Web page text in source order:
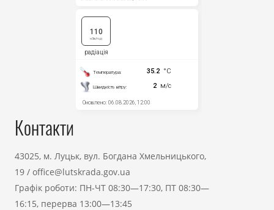
Контакти
43025, м. Луцьк, вул. Богдана Хмельницького,
19 / office@lutskrada.gov.ua
Графік роботи: ПН-ЧТ 08:30—17:30, ПТ 08:30—
16:15, перерва 13:00—13:45